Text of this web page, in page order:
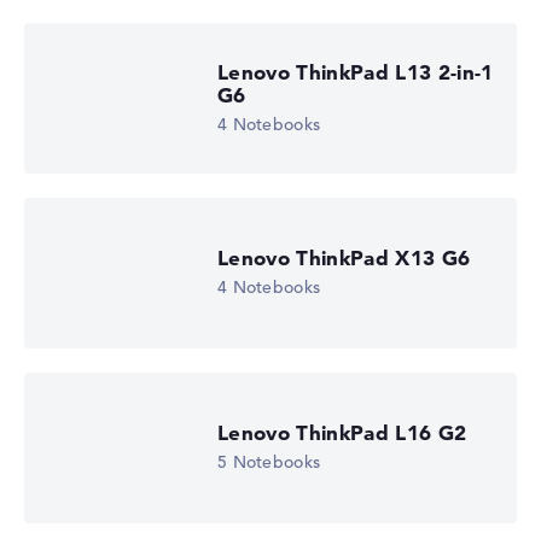
Lenovo ThinkPad L13 2-in-1
G6
4 Notebooks
Lenovo ThinkPad X13 G6
4 Notebooks
Lenovo ThinkPad L16 G2
5 Notebooks